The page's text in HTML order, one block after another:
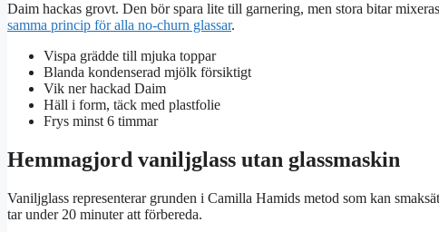
Daim hackas grovt. Den bör spara lite till garnering, men stora bitar
samma princip för alla no-churn glassar.
Vispa grädde till mjuka toppar
Blanda kondenserad mjölk försiktigt
Vik ner hackad Daim
Häll i form, täck med plastfolie
Frys minst 6 timmar
Hemmagjord vaniljglass utan glassmaskin
Vaniljglass representerar grunden i Camilla Hamids metod som kan
tar under 20 minuter att förbereda.